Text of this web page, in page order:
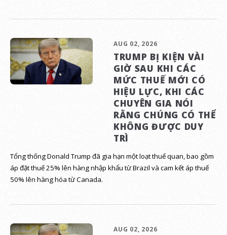
AUG 02, 2026
TRUMP BỊ KIỆN VÀI
GIỜ SAU KHI CÁC
MỨC THUẾ MỚI CÓ
HIỆU LỰC, KHI CÁC
CHUYÊN GIA NÓI
RẰNG CHÚNG CÓ THỂ
KHÔNG ĐƯỢC DUY
TRÌ
Tổng thống Donald Trump đã gia hạn một loạt thuế quan, bao gồm
áp đặt thuế 25% lên hàng nhập khẩu từ Brazil và cam kết áp thuế
50% lên hàng hóa từ Canada.
AUG 02, 2026